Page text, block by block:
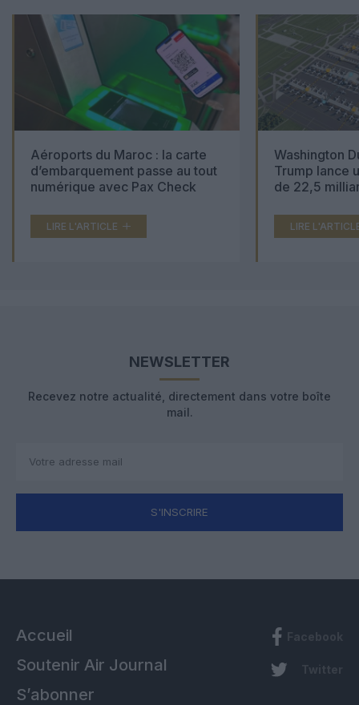
Aéroports du Maroc : la carte
d’embarquement passe au tout
numérique avec Pax Check
LIRE L'ARTICLE
Washington
Trump lance
de 22,5
LIRE
NEWSLETTER
Recevez notre actualité, directement dans votre boîte
mail.
S'INSCRIRE
Accueil
Soutenir Air Journal
S’abonner